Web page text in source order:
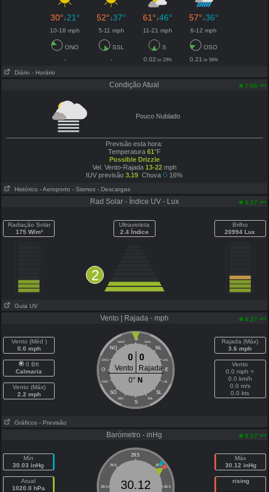
30°↓21° 52°↓37° 61°↓46° 57°↓36°
10-18 mph 5-11 mph 11-21 mph 6-12 mph
ONO SSL S
OSO
-
- 0.02 in 23% 0.21 in 56%
Diário - Horário
Condição Atual 7:56 am
Pouco Nublado
Previsão esta hora:
Temperatura 61°F
Possible Drizzle
Vel. Vento-Rajada 13-22mph
IUV previsão3.19 Chuva 16%
Histórico - Aeroporto - Sismos - Descargas
Rad Solar - Índice UV - Lux 8:27 am
Radiação Solar
175 W/m²
Ultravioleta
2.4 Índice
2
Brilho
20994 Lux
Guia UV
Vento | Rajada - mph 8:27 am
Vento (Méd )
0.0 mph
0 Bft
Calmaria
Vento (Máx)
2.2 mph
N
NNO NNL
NO NL
ONO LNL
O E
OSO LSL
SO SL
SSO SSL
S
0 0
Vento
Rajada
0° N
Rajada (Máx)
3.6 mph
Vento
0.0 mph =
0.0 km/h
0.0 m/s
0.0 kts
Gráficos - Previsão
Barómetro - inHg 8:27 am
Mín
30.03 inHg
Atual
1020.0 hPa
29.5
29.0 30.0
28.5 30.5
30.12
Máx
30.12 inHg
rising